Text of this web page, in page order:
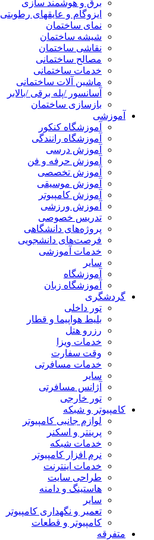
برق و هوشمند سازی
ایزوگام و عایقهای رطوبتی
نمای ساختمان
شیشه ساختمان
نقاشی ساختمان
مصالح ساختمانی
خدمات ساختمانی
ماشین آلات ساختمانی
آسانسور /پله برقی /بالابر
بازسازی ساختمان
آموزشی
آموزشگاه کنکور
آموزشگاه رانندگی
آموزش درسی
آموزش حرفه و فن
آموزش تخصصی
آموزش موسیقی
آموزش کامپیوتر
آموزش ورزشی
تدریس خصوصی
پروژه‌های دانشگاهی
فرصت‌های دانشجویی
خدمات آموزشی
سایر
آموزشگاه
آموزشگاه زبان
گردشگری
تور داخلی
بلیط هواپیما و قطار
رزرو هتل
خدمات ویزا
وقت سفارت
خدمات مسافرتی
سایر
آژانس مسافرتی
تور خارجی
کامپیوتر و شبکه
لوازم جانبی کامپیوتر
پرینتر و اسکنر
خدمات شبکه
نرم افزار کامپیوتر
خدمات اینترنت
طراحی سایت
هاستینگ و دامنه
سایر
تعمیر و نگهداری کامپیوتر
کامپیوتر و قطعات
متفرقه